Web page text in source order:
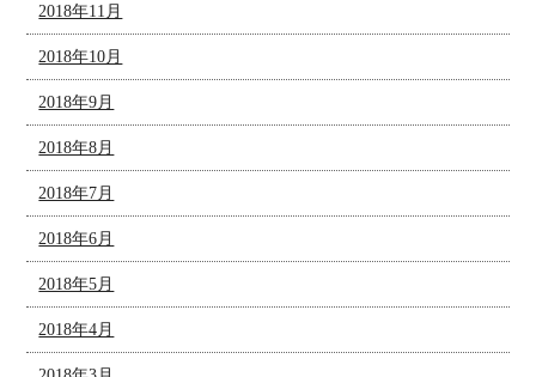
2018年11月
2018年10月
2018年9月
2018年8月
2018年7月
2018年6月
2018年5月
2018年4月